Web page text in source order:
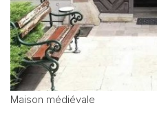
Maison médiévale